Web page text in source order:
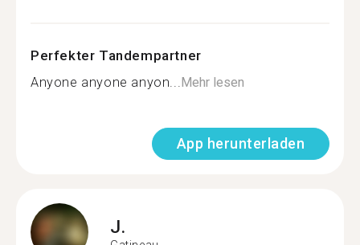
Perfekter Tandempartner
Anyone anyone anyon...Mehr lesen
App herunterladen
J.